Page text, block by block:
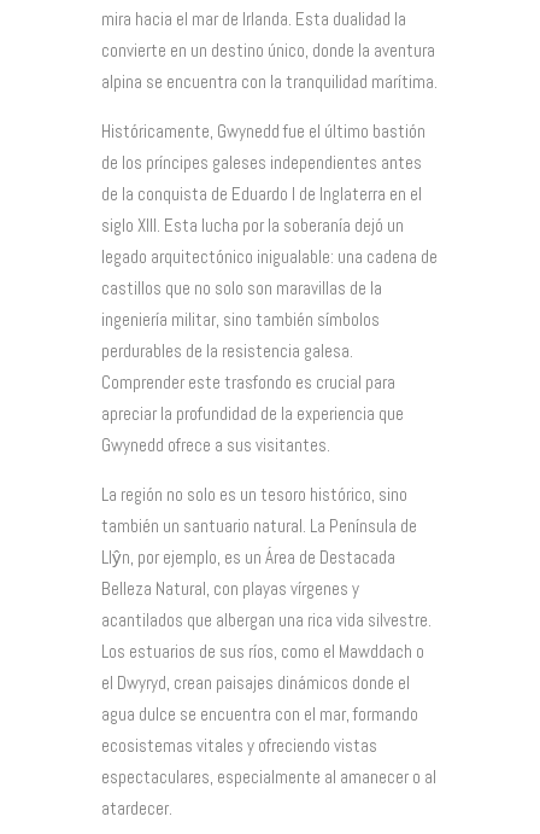
mira hacia el mar de Irlanda. Esta dualidad la
convierte en un destino único, donde la aventura
alpina se encuentra con la tranquilidad marítima.
Históricamente, Gwynedd fue el último bastión
de los príncipes galeses independientes antes
de la conquista de Eduardo I de Inglaterra en el
siglo XIII. Esta lucha por la soberanía dejó un
legado arquitectónico inigualable: una cadena de
castillos que no solo son maravillas de la
ingeniería militar, sino también símbolos
perdurables de la resistencia galesa.
Comprender este trasfondo es crucial para
apreciar la profundidad de la experiencia que
Gwynedd ofrece a sus visitantes.
La región no solo es un tesoro histórico, sino
también un santuario natural. La Península de
Llŷn, por ejemplo, es un Área de Destacada
Belleza Natural, con playas vírgenes y
acantilados que albergan una rica vida silvestre.
Los estuarios de sus ríos, como el Mawddach o
el Dwyryd, crean paisajes dinámicos donde el
agua dulce se encuentra con el mar, formando
ecosistemas vitales y ofreciendo vistas
espectaculares, especialmente al amanecer o al
atardecer.